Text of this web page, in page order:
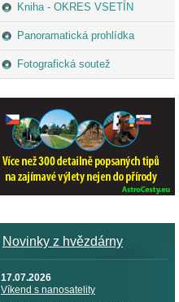
Kniha - OKRES VSETÍN
Panoramatická prohlídka
Fotografická soutež
Novinky z hvězdárny
17.07.2026
Víkend s nanosatelity